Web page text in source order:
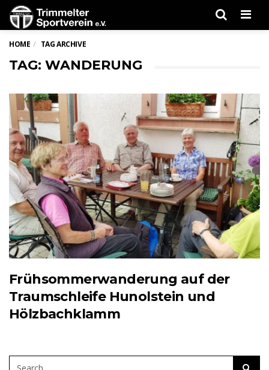
HOME TAG ARCHIVE
TAG: WANDERUNG
Frühsommerwanderung auf der
Traumschleife Hunolstein und
Hölzbachklamm